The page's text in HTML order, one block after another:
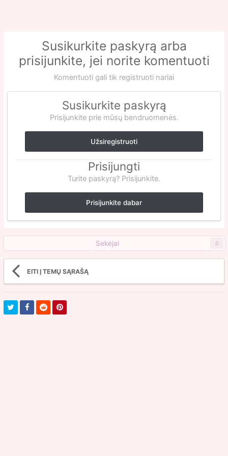
Susikurkite paskyrą arba
prisijunkite, jei norite komentuoti
Komentuoti gali tik registruoti nariai
Susikurkite paskyrą
Prisijunkite prie mūsų bendruomenės.
Užsiregistruoti
Prisijungti
Turite paskyrą? Prisijunkite.
Prisijunkite dabar
Sekėjai 0
EITI Į TEMŲ SĄRAŠĄ